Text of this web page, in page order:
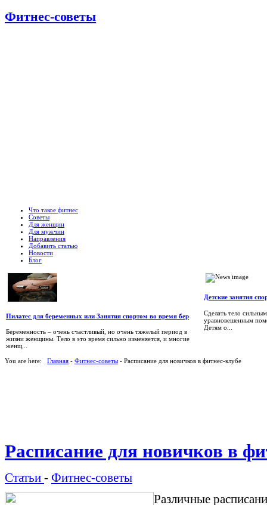
Фитнес-советы
Что такое фитнес
Советы
Для женщин
Для мужчин
Направления
Добавить статью
Новости
Блог
Пилатес для беременных или Занятия спортом во время бер
Беременность – очень счастливый, но очень тяжелый период в
жизни женщины. Тело в это время сильно изменяется, и многие
женщ...
Детские занятия
Сделать тело
уравновешенным
Детям о...
You are here: Главная - Фитнес-советы - Расписание для новичков в фитнес-клубе
Расписание для новичков в
Статьи - Фитнес-советы
Различные